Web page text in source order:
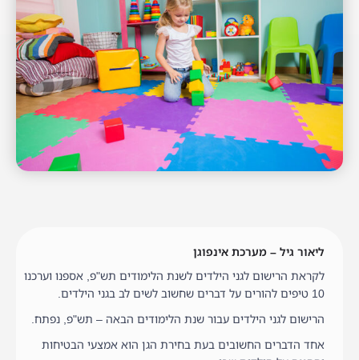
ליאור גיל – מערכת אינפוגן
לקראת הרישום לגני הילדים לשנת הלימודים תש"פ, אספנו וערכנו
10 טיפים להורים על דברים שחשוב לשים לב בגני הילדים.
הרישום לגני הילדים עבור שנת הלימודים הבאה – תש"פ, נפתח.
אחד הדברים החשובים בעת בחירת הגן הוא אמצעי הבטיחות